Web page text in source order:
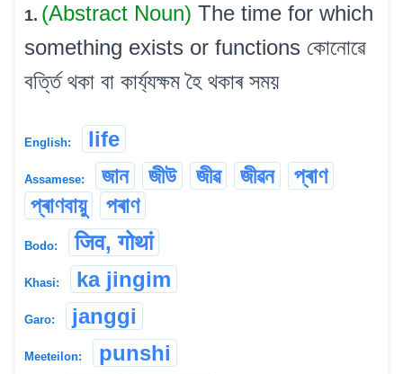
1. (Abstract Noun) The time for which
something exists or functions কোনোৱে
বৰ্ত্তি থকা বা কাৰ্য্যক্ষম হৈ থকাৰ সময়
English: life
Assamese: জান জীউ জীৱ জীৱন
প্ৰাণ
প্ৰাণবায়ু
পৰাণ
Bodo: जिव, गोथां
Khasi: ka jingim
Garo: janggi
Meeteilon: punshi